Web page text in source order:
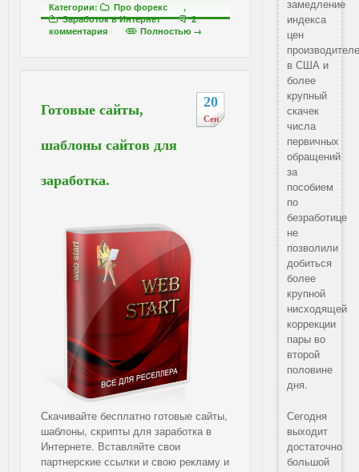
Категории: Про форекс
,
Заработок в Интернет
2
комментария
Полностью →
20
Сен
Готовые сайты,
шаблоны сайтов для
заработка.
Скачивайте бесплатно готовые сайты,
шаблоны, скрипты для заработка в
Интернете. Вставляйте свои
партнерские ссылки и свою рекламу и
замедление
индекса
цен
в США и
более
крупный
скачек
числа
первичных
обращений
за
пособием
по
безработице
не
позволили
добиться
более
крупной
нисходящей
коррекции
пары во
второй
половине
дня.
Сегодня
выходит
достаточно
большой